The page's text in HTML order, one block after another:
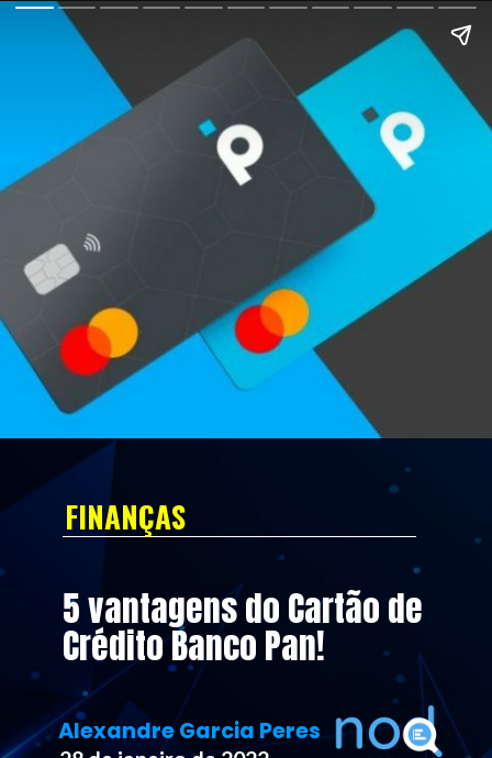
Alexandre Garcia Peres
5 vantagens do Cartão de
Crédito Banco Pan!
FINANÇAS